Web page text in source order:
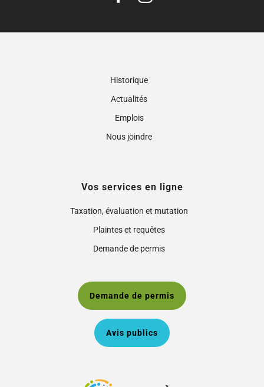
Historique
Actualités
Emplois
Nous joindre
Vos services en ligne
Taxation, évaluation et mutation
Plaintes et requêtes
Demande de permis
Demande de permis
Avis publics